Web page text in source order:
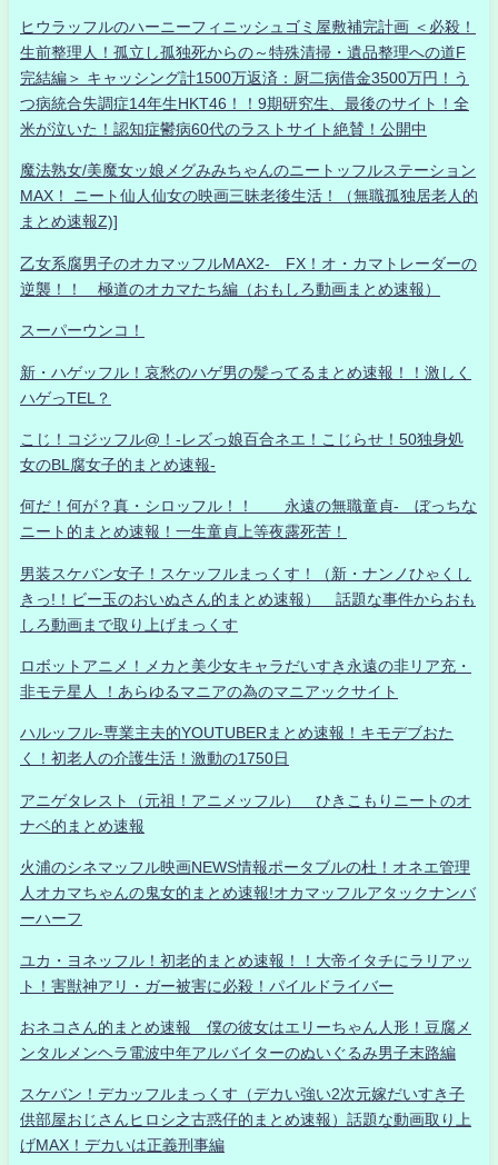
ヒウラッフルのハーニーフィニッシュゴミ屋敷補完計画 ＜必殺！
生前整理人！孤立し孤独死からの～特殊清掃・遺品整理への道F
完結編＞ キャッシング計1500万返済：厨二病借金3500万円！う
つ病統合失調症14年生HKT46！！9期研究生、最後のサイト！全
米が泣いた！認知症鬱病60代のラストサイト絶賛！公開中
魔法熟女/美魔女ッ娘メグみみちゃんのニートッフルステーション
MAX！ ニート仙人仙女の映画三昧老後生活！（無職孤独居老人的
まとめ速報Z)]
乙女系腐男子のオカマッフルMAX2- FX！オ・カマトレーダーの
逆襲！！ 極道のオカマたち編（おもしろ動画まとめ速報）
スーパーウンコ！
新・ハゲッフル！哀愁のハゲ男の髪ってるまとめ速報！！激しく
ハゲっTEL？
こじ！コジッフル@！-レズっ娘百合ネエ！こじらせ！50独身処
女のBL腐女子的まとめ速報-
何だ！何が？真・シロッフル！！ 永遠の無職童貞- ぼっちな
ニート的まとめ速報！一生童貞上等夜露死苦！
男装スケバン女子！スケッフルまっくす！（新・ナンノひゃくし
きっ!！ビー玉のおいぬさん的まとめ速報） 話題な事件からおも
しろ動画まで取り上げまっくす
ロボットアニメ！メカと美少女キャラだいすき永遠の非リア充・
非モテ星人 ！あらゆるマニアの為のマニアックサイト
ハルッフル-専業主夫的YOUTUBERまとめ速報！キモデブおた
く！初老人の介護生活！激動の1750日
アニゲタレスト（元祖！アニメッフル） ひきこもりニートのオ
ナベ的まとめ速報
火浦のシネマッフル映画NEWS情報ポータブルの杜！オネエ管理
人オカマちゃんの鬼女的まとめ速報!オカマッフルアタックナンバ
ーハーフ
ユカ・ヨネッフル！初老的まとめ速報！！大帝イタチにラリアッ
ト！害獣神アリ・ガー被害に必殺！パイルドライバー
おネコさん的まとめ速報 僕の彼女はエリーちゃん人形！豆腐メ
ンタルメンヘラ電波中年アルバイターのぬいぐるみ男子末路編
スケバン！デカッフルまっくす（デカい強い2次元嫁だいすき子
供部屋おじさんヒロシ之古惑仔的まとめ速報）話題な動画取り上
げMAX！デカいは正義刑事編